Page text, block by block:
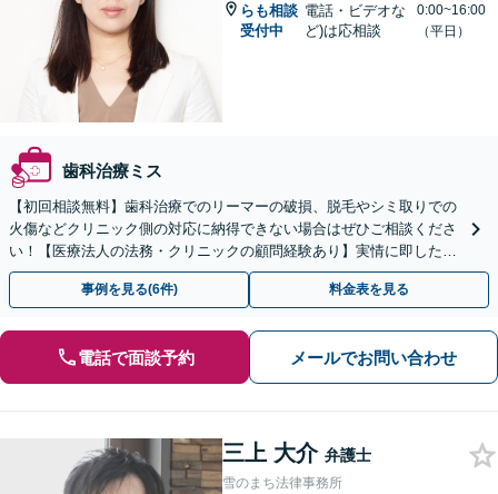
らも相談
受付中
電話・ビデオな
ど)は応相談
0:00~16:00
（平日）
歯科治療ミス
【初回相談無料】歯科治療でのリーマーの破損、脱毛やシミ取りでの
火傷などクリニック側の対応に納得できない場合はぜひご相談くださ
い！【医療法人の法務・クリニックの顧問経験あり】実情に即したア
ドバイスで、納得のできるトラブルの解決を目指します。
事例を見る(6件) 料金表を見る
電話で面談予約 メールでお問い合わせ
三上 大介 弁護士
雪のまち法律事務所